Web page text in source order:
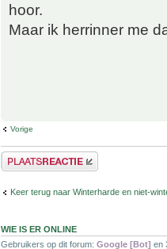
hoor.
Maar ik herrinner me
Vorige
Plaats een reactie
Keer terug naar Winterharde en niet-
WIE IS ER ONLINE
Gebruikers op dit forum: Google [Bot] en